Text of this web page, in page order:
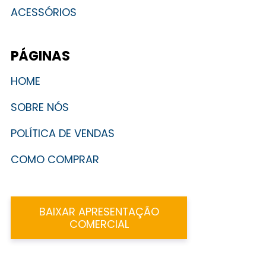
ACESSÓRIOS
PÁGINAS
HOME
SOBRE NÓS
POLÍTICA DE VENDAS
COMO COMPRAR
BAIXAR APRESENTAÇÃO
COMERCIAL